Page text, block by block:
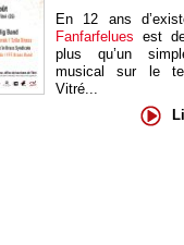
En 12 ans
Fanfarfelues est
plus qu’un
musical sur le
Vitré...